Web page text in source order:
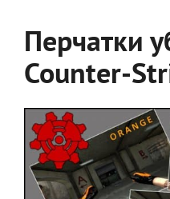
Перчатки
Counter-